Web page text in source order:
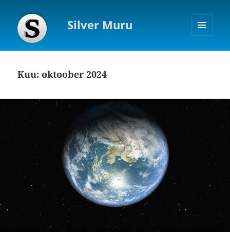
Silver Muru
JA
Kuu:oktoober 2024